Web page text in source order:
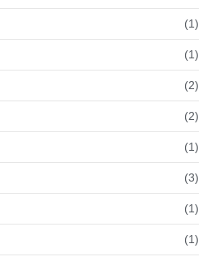
(1)
(1)
(2)
(2)
(1)
(3)
(1)
(1)